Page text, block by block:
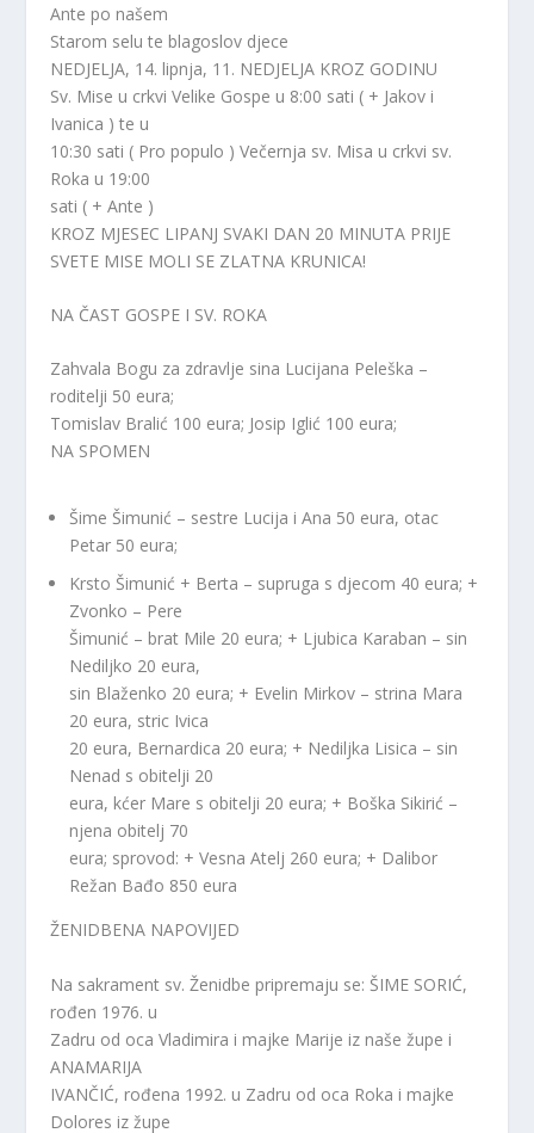
Ante po našem
Starom selu te blagoslov djece
NEDJELJA, 14. lipnja, 11. NEDJELJA KROZ GODINU
Sv. Mise u crkvi Velike Gospe u 8:00 sati ( + Jakov i
Ivanica ) te u
10:30 sati ( Pro populo ) Večernja sv. Misa u crkvi sv.
Roka u 19:00
sati ( + Ante )
KROZ MJESEC LIPANJ SVAKI DAN 20 MINUTA PRIJE
SVETE MISE MOLI SE ZLATNA KRUNICA!
NA ČAST GOSPE I SV. ROKA
Zahvala Bogu za zdravlje sina Lucijana Peleška –
roditelji 50 eura;
Tomislav Bralić 100 eura; Josip Iglić 100 eura;
NA SPOMEN
Šime Šimunić – sestre Lucija i Ana 50 eura, otac
Petar 50 eura;
Krsto Šimunić + Berta – supruga s djecom 40 eura; +
Zvonko – Pere
Šimunić – brat Mile 20 eura; + Ljubica Karaban – sin
Nediljko 20 eura,
sin Blaženko 20 eura; + Evelin Mirkov – strina Mara
20 eura, stric Ivica
20 eura, Bernardica 20 eura; + Nediljka Lisica – sin
Nenad s obitelji 20
eura, kćer Mare s obitelji 20 eura; + Boška Sikirić –
njena obitelj 70
eura; sprovod: + Vesna Atelj 260 eura; + Dalibor
Režan Bađo 850 eura
ŽENIDBENA NAPOVIJED
Na sakrament sv. Ženidbe pripremaju se: ŠIME SORIĆ,
rođen 1976. u
Zadru od oca Vladimira i majke Marije iz naše župe i
ANAMARIJA
IVANČIĆ, rođena 1992. u Zadru od oca Roka i majke
Dolores iz župe